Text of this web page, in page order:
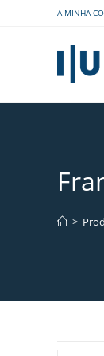
A MINHA
>